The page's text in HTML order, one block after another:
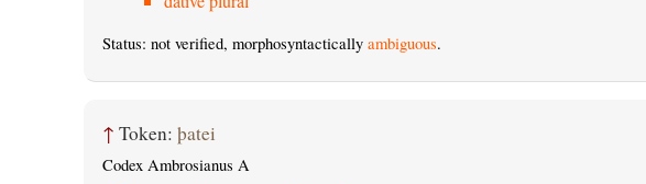
Status: not verified, morphosyntactically ambiguous.
↑ Token: þatei
Codex Ambrosianus A